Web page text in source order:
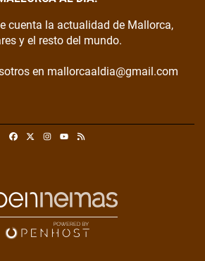
cuenta la actualidad de Mallorca,
y el resto del mundo.
en mallorcaaldia@gmail.com
FacebookInstagram